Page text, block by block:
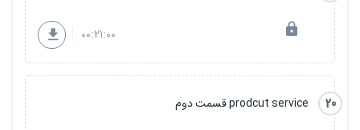
00:21:00
20 prodcut service قسمت دوم